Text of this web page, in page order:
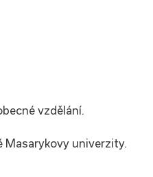
vzdělání.
Masarykovy univerzity.